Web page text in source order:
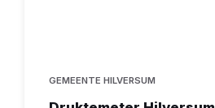
GEMEENTE HILVERSUM